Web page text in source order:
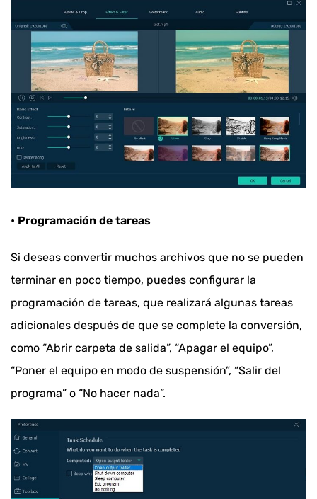
• Programación de tareas
Si deseas convertir muchos archivos que no se pueden
terminar en poco tiempo, puedes configurar la
programación de tareas, que realizará algunas tareas
adicionales después de que se complete la conversión,
como “Abrir carpeta de salida”, “Apagar el equipo”,
“Poner el equipo en modo de suspensión”, “Salir del
programa” o “No hacer nada”.